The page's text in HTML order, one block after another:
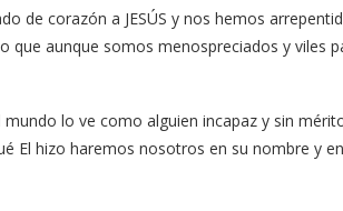
de corazón a JESÚS y nos hemos
que aunque somos menospreciados y viles
lo ve como alguien incapaz y sin
El hizo haremos nosotros en su nombre y